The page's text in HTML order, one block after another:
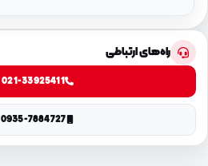
راه‌های ارتباطی
021-33925411
0935-7884727